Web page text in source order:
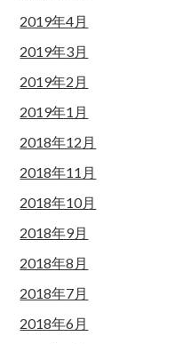
2019年4月
2019年3月
2019年2月
2019年1月
2018年12月
2018年11月
2018年10月
2018年9月
2018年8月
2018年7月
2018年6月